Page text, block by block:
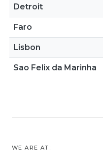
Detroit
Faro
Lisbon
Sao Felix da Marinha
WE ARE AT: